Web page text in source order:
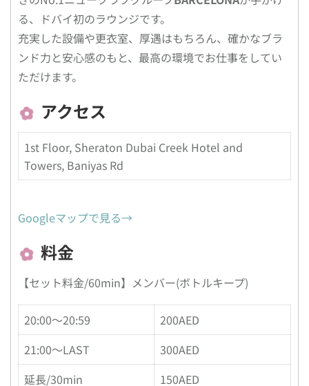
る、ドバイ初のラウンジです。
充実した設備や更衣室、厚遇はもちろん、確かなブラ
ンド力と安心感のもと、最高の環境でお仕事をしてい
ただけます。
アクセス
1st Floor, Sheraton Dubai Creek Hotel and
Towers, Baniyas Rd
Googleマップで見る→
料金
【セット料金/60min】メンバー(ボトルキープ)
20:00〜20:59
200AED
21:00〜LAST
300AED
延長/30min
150AED